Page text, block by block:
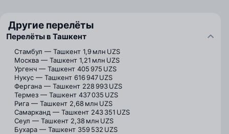
Другие перелёты
Перелёты в Ташкент
Стамбул — Ташкент 1,9 млн UZS
Москва — Ташкент 1,21 млн UZS
Ургенч — Ташкент 405 975 UZS
Нукус — Ташкент 616 947 UZS
Фергана — Ташкент 228 993 UZS
Термез — Ташкент 437 035 UZS
Рига — Ташкент 2,68 млн UZS
Самарканд — Ташкент 243 351 UZS
Сеул — Ташкент 2,38 млн UZS
Бухара — Ташкент 359 532 UZS